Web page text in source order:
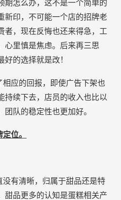
期怎么办，这不是一个简单的
新印，不可能一个店的招牌老
者，现在反悔也还来得急，工
心里慎是焦虑。后来再三思
的选择就是改！
应的回报，即使广告下架也
持续下去，店员的收入也比以
队的稳定性也更加好。
位。
有清晰，归属于甜品还是特
甜品更多的认知是蛋糕相关产